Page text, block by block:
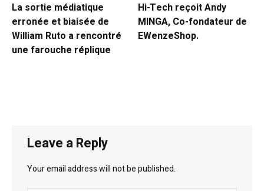
La sortie médiatique
erronée et biaisée de
William Ruto a rencontré
une farouche réplique
Hi-Tech reçoit Andy
MINGA, Co-fondateur de
EWenzeShop.
Leave a Reply
Your email address will not be published.